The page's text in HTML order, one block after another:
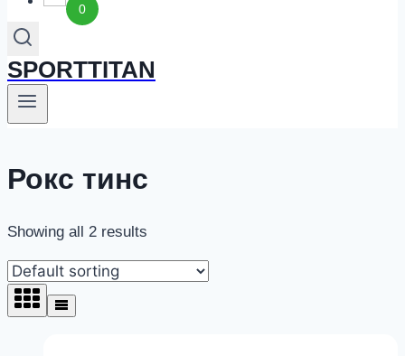
0
SPORTTITAN
Рокс тинс
Showing all 2 results